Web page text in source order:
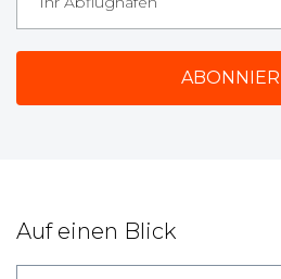
Auf einen Blick